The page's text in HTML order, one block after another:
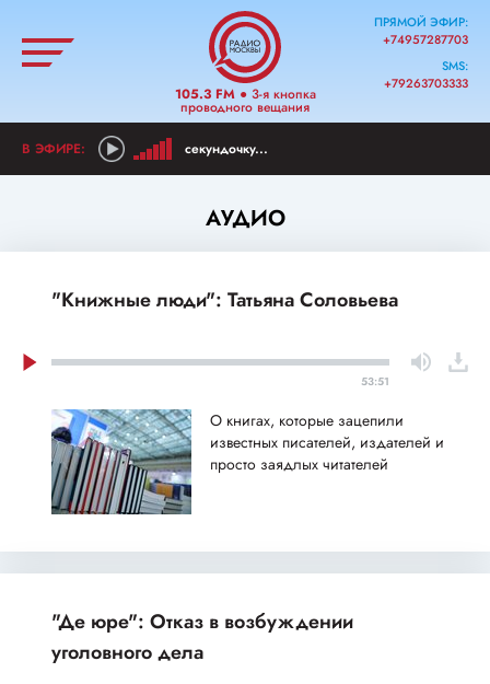
105.3 FM● 3-я кнопка
проводного вещания
ПРЯМОЙ ЭФИР:
+74957287703
SMS:
+79263703333
секундочку...
АУДИО
"Книжные люди": Татьяна Соловьева
53:51
О книгах, которые зацепили
известных писателей, издателей и
просто заядлых читателей
"Де юре": Отказ в возбуждении
уголовного дела